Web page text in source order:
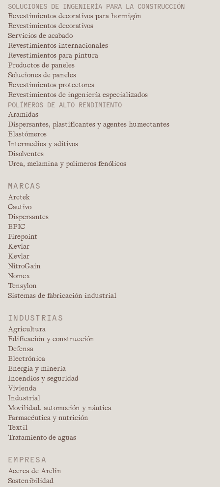
SOLUCIONES DE INGENIERÍA PARA LA CONSTRUCCIÓN
Revestimientos decorativos para hormigón
Revestimientos decorativos
Servicios de acabado
Revestimientos internacionales
Revestimientos para pintura
Productos de paneles
Soluciones de paneles
Revestimientos protectores
Revestimientos de ingeniería especializados
POLÍMEROS DE ALTO RENDIMIENTO
Aramidas
Dispersantes, plastificantes y agentes humectantes
Elastómeros
Intermedios y aditivos
Disolventes
Urea, melamina y polímeros fenólicos
MARCAS
Arctek
Cautivo
Dispersantes
EPIC
Firepoint
Kevlar
Kevlar
NitroGain
Nomex
Tensylon
Sistemas de fabricación industrial
INDUSTRIAS
Agricultura
Edificación y construcción
Defensa
Electrónica
Energía y minería
Incendios y seguridad
Vivienda
Industrial
Movilidad, automoción y náutica
Farmacéutica y nutrición
Textil
Tratamiento de aguas
EMPRESA
Acerca de Arclin
Sostenibilidad